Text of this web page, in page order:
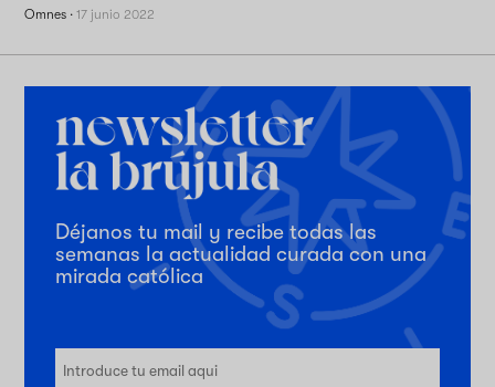
Omnes ·17 junio 2022
Déjanos tu mail y recibe todas las
semanas la actualidad curada con una
mirada católica